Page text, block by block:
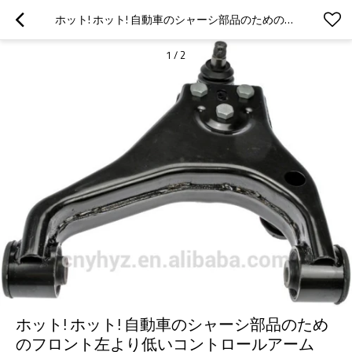
ホット! ホット! 自動車のシャーシ部品のためのフロント左より低いコントロールアームOE54510- 3E100
1 / 2
ホット! ホット! 自動車のシャーシ部品のため
のフロント左より低いコントロールアーム